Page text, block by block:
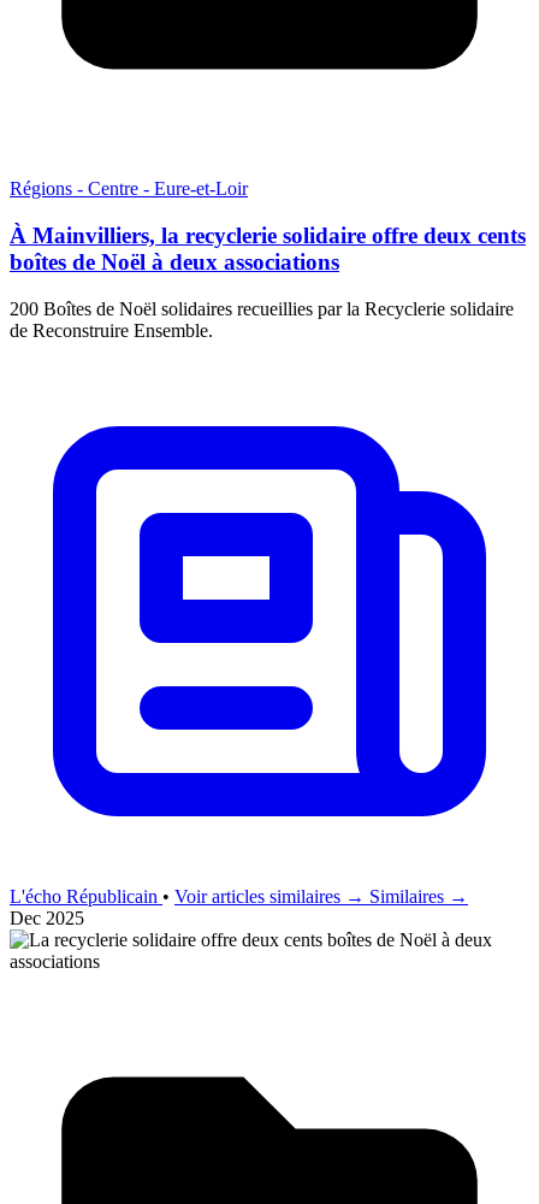
Régions - Centre - Eure-et-Loir
À Mainvilliers, la recyclerie solidaire offre deux cents
boîtes de Noël à deux associations
200 Boîtes de Noël solidaires recueillies par la Recyclerie solidaire
de Reconstruire Ensemble.
L'écho Républicain • Voir articles similaires → Similaires →
Dec 2025